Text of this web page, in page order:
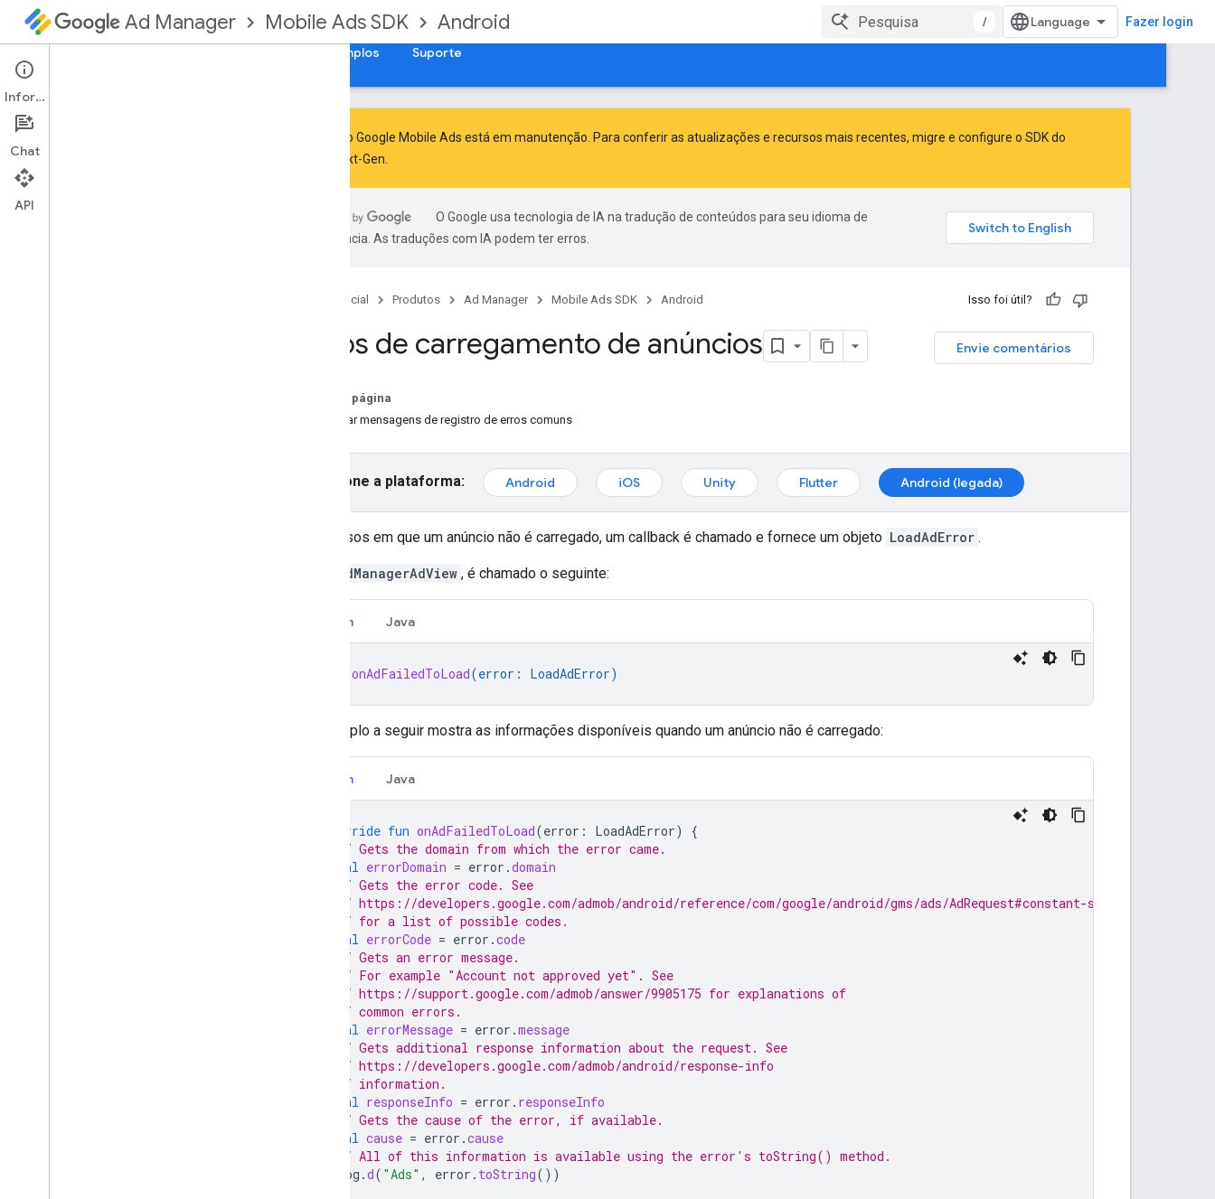
Ad Manager Mobile Ads SDK Android / Fazer login
Exemplos Suporte
Lidar com a descontinuação e a
O SDK do Google Mobile Ads está em manutenção. Para conferir as atualizações e recursos mais recentes, migre e configure o SDK do
GMA Next-Gen
O Google usa tecnologia de IA na tradução de conteúdos para seu idioma de
preferência. As traduções com IA podem ter erros.
Página inicial Produtos Ad Manager Mobile Ads SDK Android Isso foi útil?
Envie comentários
Erros de carregamento de anúncios
Nesta página
Depurar mensagens de registro de erros comuns
Selecione a plataforma: Android iOS Unity Flutter Android (legada)
Nos casos em que um anúncio não é carregado, um callback é chamado e fornece um objeto LoadAdError .
AdManagerAdView , é chamado o seguinte:
Kotlin Java
onAdFailedToLoad(error : LoadAdError)
O exemplo a seguir mostra as informações disponíveis quando um anúncio não é carregado:
Kotlin Java
override fun onAdFailedToLoad(error : LoadAdError)
{
// Gets the domain from which the error came.
val errorDomain = error .domain
// Gets the error code. See
// https://developers.google.com/admob/android/reference/com/google/android/gms/ads/AdRequest#constant-summary
// for a list of possible codes.
val errorCode = error .code
// Gets an error message.
// For example "Account not approved yet". See
// https://support.google.com/admob/answer/9905175 for explanations of
// common errors.
val errorMessage = error .message
// Gets additional response information about the request. See
// https://developers.google.com/admob/android/response-info
// information.
val responseInfo = error . responseInfo
// Gets the cause of the error, if available.
val cause = error .cause
// All of this information is available using the error's toString() method.
Log .d( "Ads" , error . toString())
Informações
Chat
API